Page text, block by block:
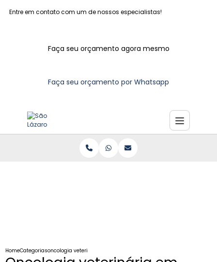
Entre em contato com um de nossos especialistas!
Faça seu orçamento agora mesmo
Faça seu orçamento por Whatsapp
HomeCategoriasoncologia veterinaria ferreira gomes